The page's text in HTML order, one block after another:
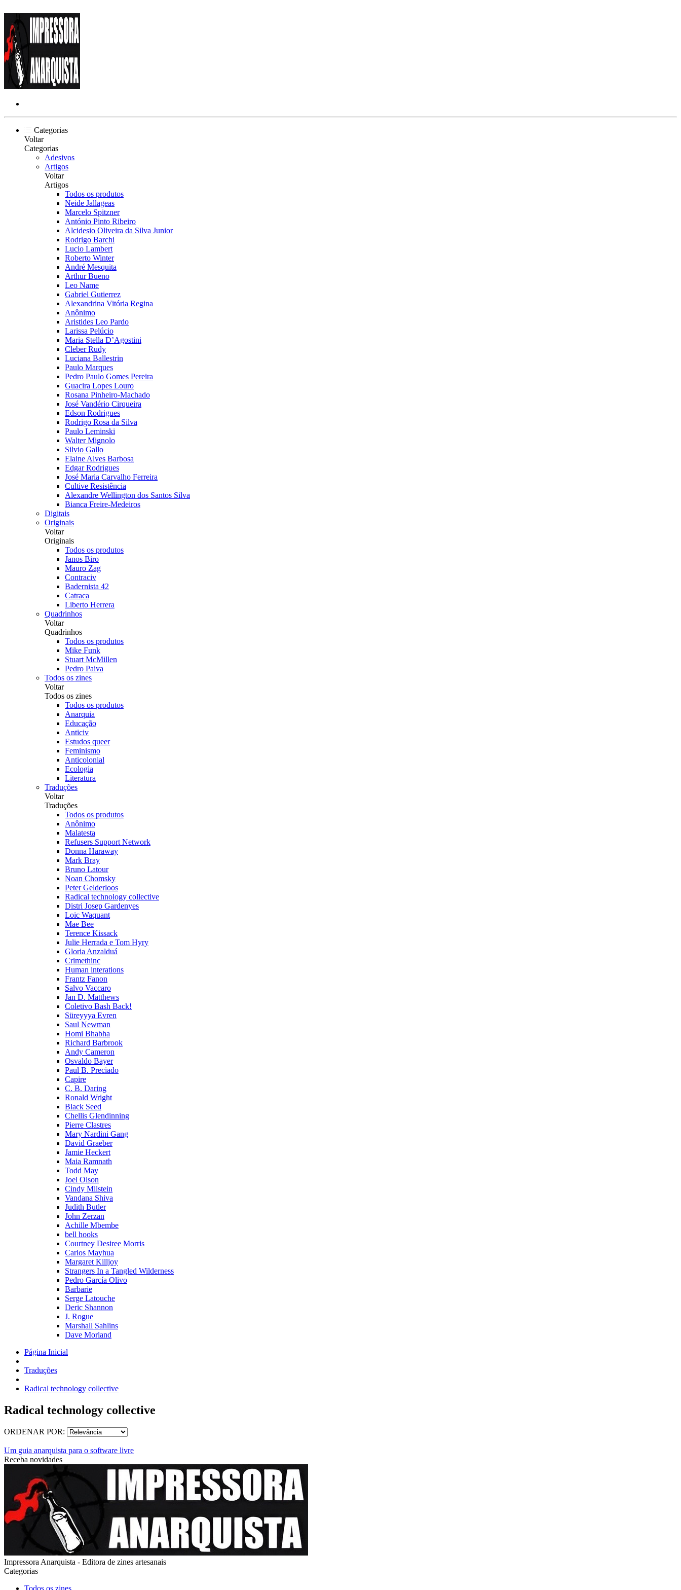
Categorias
Voltar
Categorias
Adesivos
Artigos
Voltar
Artigos
Todos os produtos
Neide Jallageas
Marcelo Spitzner
António Pinto Ribeiro
Alcidesio Oliveira da Silva Junior
Rodrigo Barchi
Lucio Lambert
Roberto Winter
André Mesquita
Arthur Bueno
Leo Name
Gabriel Gutierrez
Alexandrina Vitória Regina
Anônimo
Aristides Leo Pardo
Larissa Pelúcio
Maria Stella D’Agostini
Cleber Rudy
Luciana Ballestrin
Paulo Marques
Pedro Paulo Gomes Pereira
Guacira Lopes Louro
Rosana Pinheiro-Machado
José Vandério Cirqueira
Edson Rodrigues
Rodrigo Rosa da Silva
Paulo Leminski
Walter Mignolo
Silvio Gallo
Elaine Alves Barbosa
Edgar Rodrigues
José Maria Carvalho Ferreira
Cultive Resistência
Alexandre Wellington dos Santos Silva
Bianca Freire-Medeiros
Digitais
Originais
Voltar
Originais
Todos os produtos
Janos Biro
Mauro Zag
Contraciv
Badernista 42
Catraca
Liberto Herrera
Quadrinhos
Voltar
Quadrinhos
Todos os produtos
Mike Funk
Stuart McMillen
Pedro Paiva
Todos os zines
Voltar
Todos os zines
Todos os produtos
Anarquia
Educação
Anticiv
Estudos queer
Feminismo
Anticolonial
Ecologia
Literatura
Traduções
Voltar
Traduções
Todos os produtos
Anônimo
Malatesta
Refusers Support Network
Donna Haraway
Mark Bray
Bruno Latour
Noan Chomsky
Peter Gelderloos
Radical technology collective
Distri Josep Gardenyes
Loic Waquant
Mae Bee
Terence Kissack
Julie Herrada e Tom Hyry
Gloria Anzalduá
Crimethinc
Human interations
Frantz Fanon
Salvo Vaccaro
Jan D. Matthews
Coletivo Bash Back!
Süreyyya Evren
Saul Newman
Homi Bhabha
Richard Barbrook
Andy Cameron
Osvaldo Bayer
Paul B. Preciado
Capire
C. B. Daring
Ronald Wright
Black Seed
Chellis Glendinning
Pierre Clastres
Mary Nardini Gang
David Graeber
Jamie Heckert
Maia Ramnath
Todd May
Joel Olson
Cindy Milstein
Vandana Shiva
Judith Butler
John Zerzan
Achille Mbembe
bell hooks
Courtney Desiree Morris
Carlos Mayhua
Margaret Killjoy
Strangers In a Tangled Wilderness
Pedro García Olivo
Barbarie
Serge Latouche
Deric Shannon
J. Rogue
Marshall Sahlins
Dave Morland
Página Inicial
Traduções
Radical technology collective
Radical technology collective
ORDENAR POR:
Um guia anarquista para o software livre
Receba novidades
Impressora Anarquista - Editora de zines artesanais
Categorias
Todos os zines